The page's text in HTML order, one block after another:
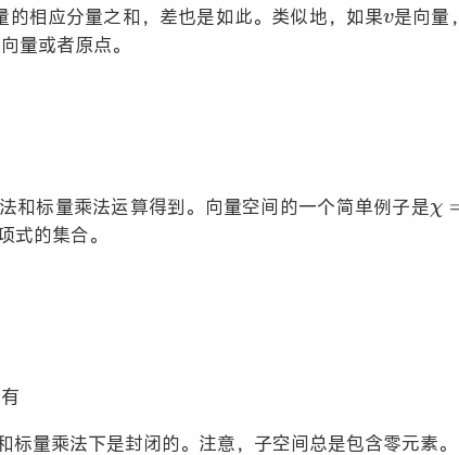
相应分量之和，差也是如此。类似地，如果 是向量，
量或者原点。
和标量乘法运算得到。向量空间的一个简单例子是
式的集合。
标量乘法下是封闭的。注意，子空间总是包含零元素。